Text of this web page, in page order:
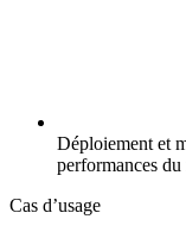
Déploiement et
performances
Cas d’usage